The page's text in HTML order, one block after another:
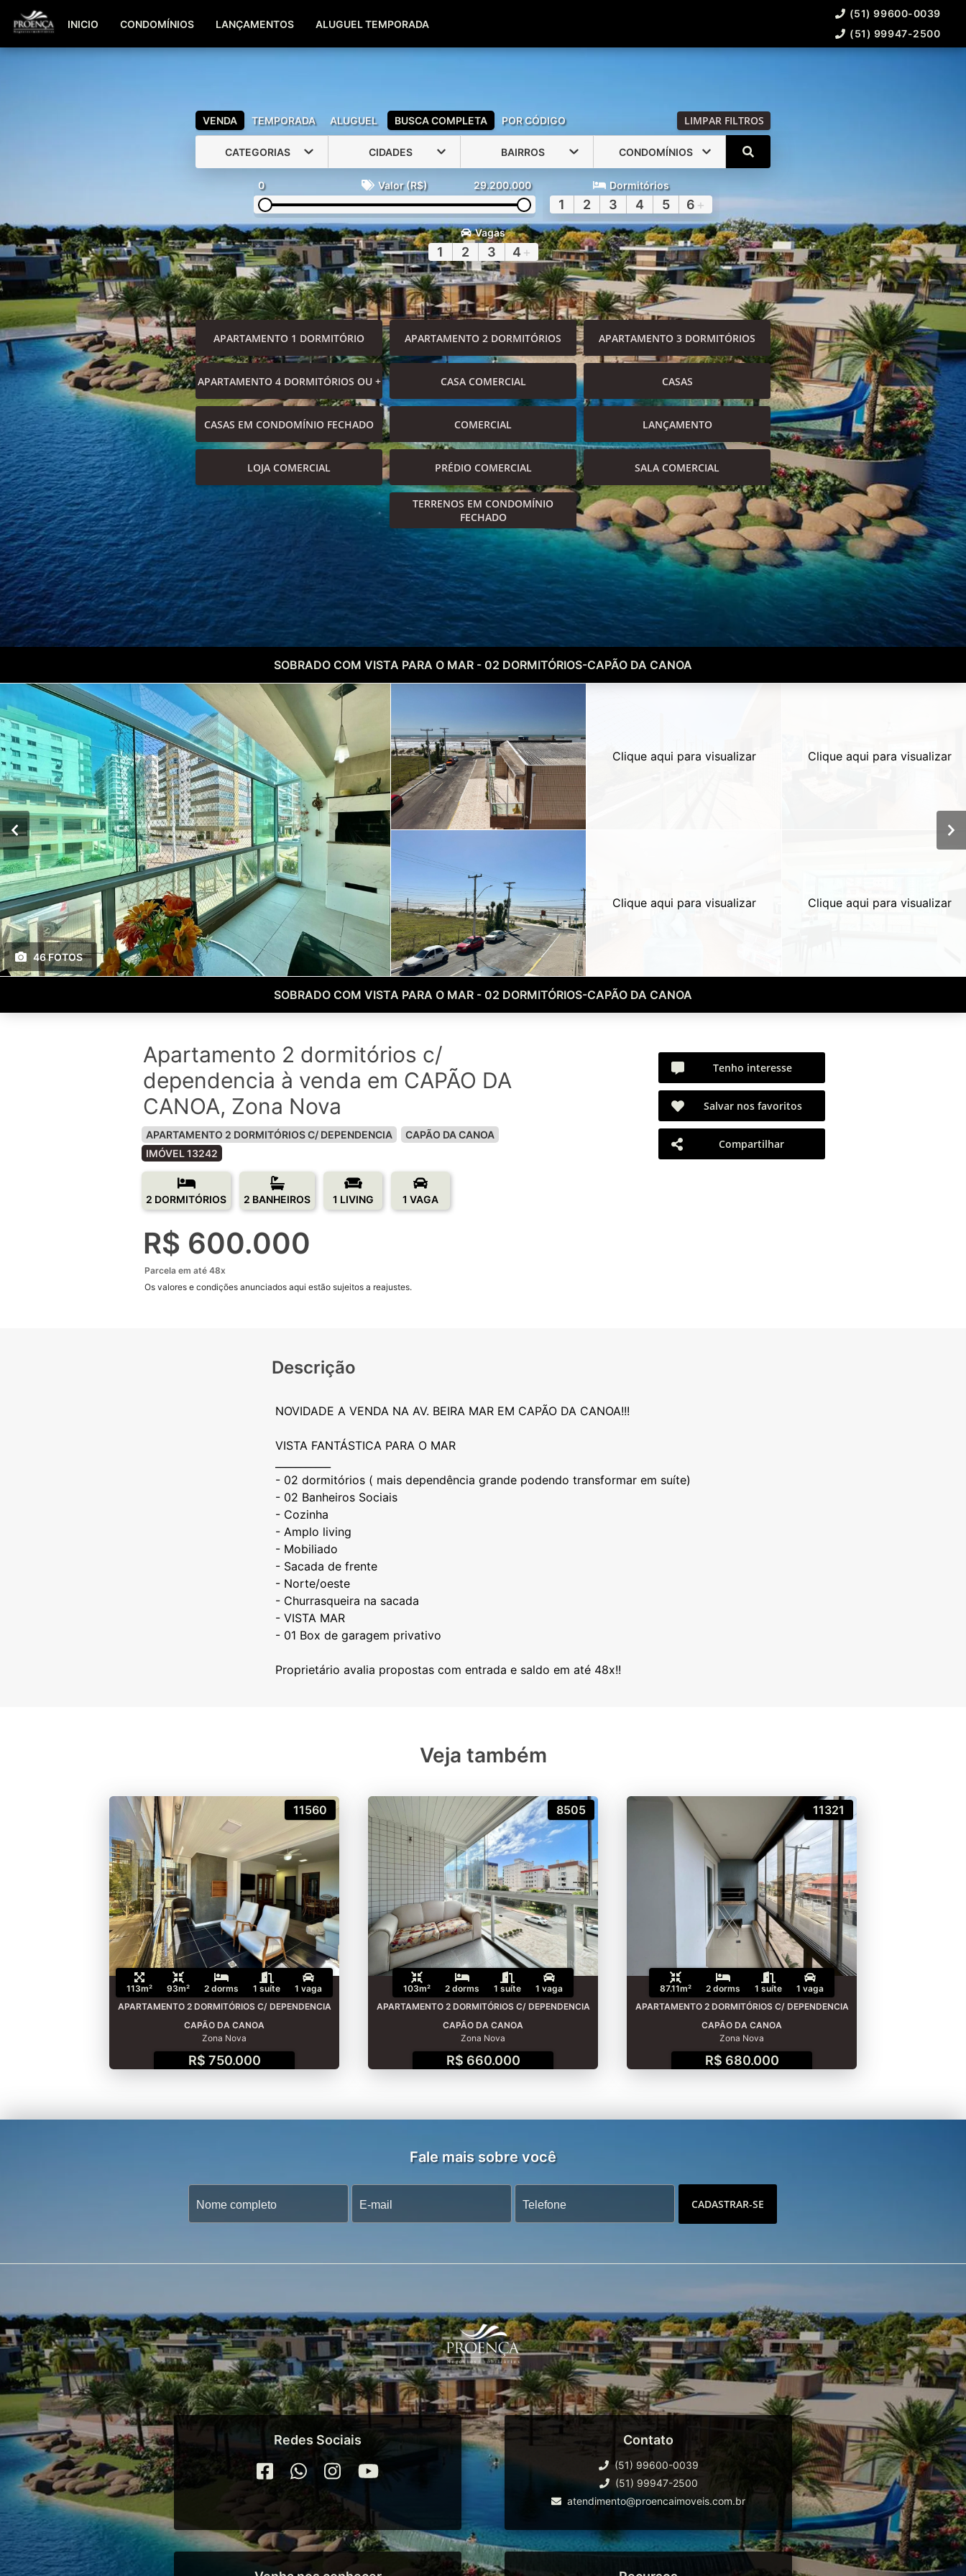
(51) 99600-0039
INICIO CONDOMÍNIOS LANÇAMENTOS ALUGUEL TEMPORADA
(51) 99600-0039
(51) 99947-2500
VENDA TEMPORADA ALUGUEL BUSCA COMPLETA POR CÓDIGO LIMPAR FILTROS
CATEGORIAS CIDADES BAIRROS CONDOMÍNIOS
0 Valor (R$) 29.200.000 Dormitórios
1 2 3 4 5 6 +
Vagas
1 2 3 4 +
APARTAMENTO 1 DORMITÓRIO APARTAMENTO 2 DORMITÓRIOS APARTAMENTO 3 DORMITÓRIOS
APARTAMENTO 4 DORMITÓRIOS OU + CASA COMERCIAL CASAS
CASAS EM CONDOMÍNIO FECHADO COMERCIAL LANÇAMENTO
LOJA COMERCIAL PRÉDIO COMERCIAL SALA COMERCIAL
TERRENOS EM CONDOMÍNIO
FECHADO
SOBRADO COM VISTA PARA O MAR - 02 DORMITÓRIOS-CAPÃO DA CANOA
46 FOTOS
Clique aqui para visualizar
Clique aqui para visualizar
Clique aqui para visualizar
Clique aqui para visualizar
SOBRADO COM VISTA PARA O MAR - 02 DORMITÓRIOS-CAPÃO DA CANOA
Apartamento 2 dormitórios c/
dependencia à venda em CAPÃO DA
CANOA, Zona Nova
APARTAMENTO 2 DORMITÓRIOS C/ DEPENDENCIA
CAPÃO DA CANOA
IMÓVEL 13242
2 DORMITÓRIOS 2 BANHEIROS 1 LIVING 1 VAGA
R$ 600.000
Parcela em até 48x
Os valores e condições anunciados aqui estão sujeitos a reajustes.
Tenho interesse
Salvar nos favoritos
Compartilhar
Descrição
NOVIDADE A VENDA NA AV. BEIRA MAR EM CAPÃO DA CANOA!!!
VISTA FANTÁSTICA PARA O MAR
- 02 dormitórios ( mais dependência grande podendo transformar em suíte)
- 02 Banheiros Sociais
- ⁠Cozinha
- ⁠Amplo living
- ⁠Mobiliado
- ⁠Sacada de frente
- ⁠Norte/oeste
- ⁠Churrasqueira na sacada
- ⁠VISTA MAR
- ⁠01 Box de garagem privativo
Veja também
11560
113m² 93m² 2 dorms 1 suíte
1 vaga
APARTAMENTO 2 DORMITÓRIOS C/ DEPENDENCIA
CAPÃO DA CANOA
Zona Nova
R$ 750.000
8505
103m² 2 dorms 1 suíte
1 vaga
APARTAMENTO 2 DORMITÓRIOS C/ DEPENDENCIA
CAPÃO DA CANOA
Zona Nova
R$ 660.000
11321
87.11m² 2 dorms 1 suíte
1 vaga
APARTAMENTO 2 DORMITÓRIOS C/ DEPENDENCIA
CAPÃO DA CANOA
Zona Nova
R$ 680.000
Fale mais sobre você
CADASTRAR-SE
Redes Sociais Contato
(51) 99600-0039
(51) 99947-2500
atendimento@proencaimoveis.com.br